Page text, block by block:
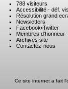
788 visiteurs
Accessibilité - déf.
Résolution grand
Newsletters
Facebook•Twitter
Membres d'honneur
Archives site
Contactez-nous
Ce site internet a fait